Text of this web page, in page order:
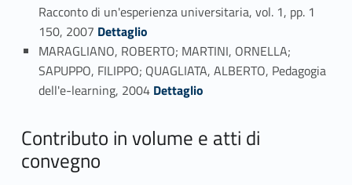
Racconto di un'esperienza universitaria, vol. 1, pp. 1
150, 2007 Link identifier #identifier_person_52763-20
Dettaglio
MARAGLIANO, ROBERTO; MARTINI, ORNELLA;
SAPUPPO, FILIPPO; QUAGLIATA, ALBERTO, Pedagogia
dell'e-learning, 2004 Link identifier #identifier_person_42123-21
Dettaglio
Contributo in volume e atti di
convegno